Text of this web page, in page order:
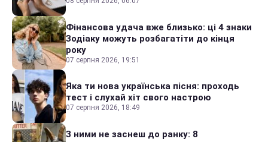
Фінансова удача вже близько: ці 4 знаки
Зодіаку можуть розбагатіти до кінця
року
07 серпня 2026, 19:51
Яка ти нова українська пісня: проходь
тест і слухай хіт свого настрою
07 серпня 2026, 18:49
З ними не заснеш до ранку: 8